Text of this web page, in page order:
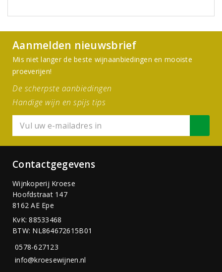
Aanmelden nieuwsbrief
Mis niet langer de beste wijnaanbiedingen en mooiste
proeverijen!
De scherpste aanbiedingen
Handige wijn en spijs tips
Contactgegevens
Wijnkoperij Kroese
Hoofdstraat 147
8162 AE Epe
KvK: 88533468
BTW: NL864672615B01
0578-627123
info@kroesewijnen.nl